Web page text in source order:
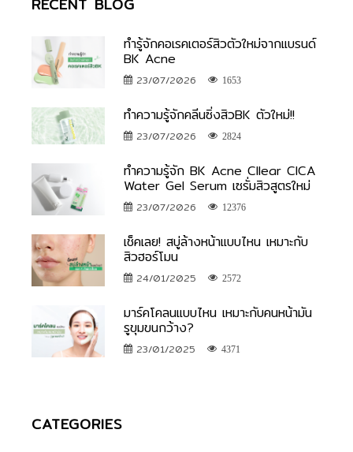
ทำรู้จักคอเรคเตอร์สิวตัวใหม่จากแบรนด์
BK Acne
23/07/2026 1653
ทำความรู้จักคลีนซิ่งสิวBK ตัวใหม่!!
23/07/2026 2824
ทำความรู้จัก BK Acne Cllear CICA
Water Gel Serum เซรั่มสิวสูตรใหม่
23/07/2026 12376
เช็คเลย! สบู่ล้างหน้าแบบไหน เหมาะกับ
สิวฮอร์โมน
24/01/2025 2572
มาร์คโคลนแบบไหน เหมาะกับคนหน้ามัน
รูขุมขนกว้าง?
23/01/2025 4371
CATEGORIES